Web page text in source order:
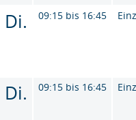
Di. 09:15 bis 16:45
Di. 09:15 bis 16:45